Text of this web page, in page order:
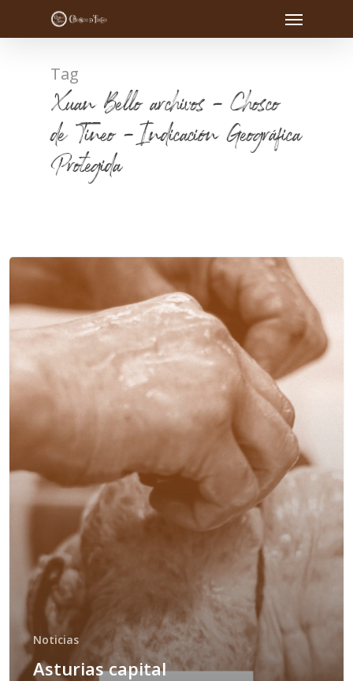
Tag
Xuan Bello archivos - Chosco
de Tineo - Indicación Geográfica
Protegida
Noticias
Asturias capital